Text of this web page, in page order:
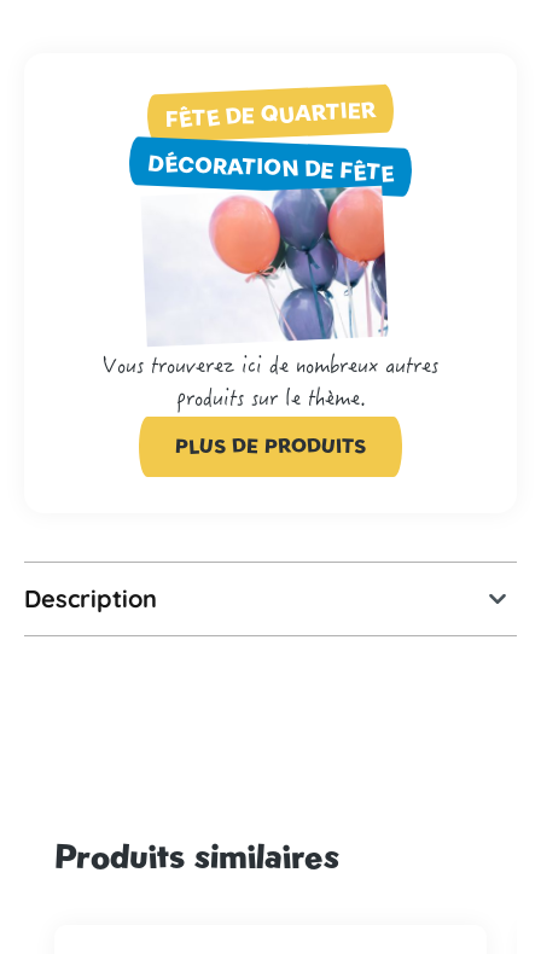
FÊTE DE QUARTIER
DÉCORATION DE FÊTE
Vous trouverez ici de nombreux autres
produits sur le thème.
PLUS DE PRODUITS
Description
Ignorer la galerie de produits
Produits similaires